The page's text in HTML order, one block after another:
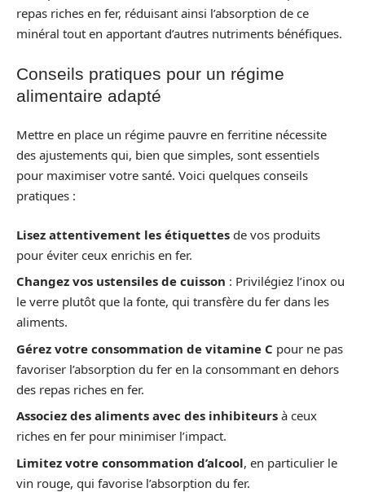
repas riches en fer, réduisant ainsi l’absorption de ce
minéral tout en apportant d’autres nutriments bénéfiques.
Conseils pratiques pour un régime
alimentaire adapté
Mettre en place un régime pauvre en ferritine nécessite
des ajustements qui, bien que simples, sont essentiels
pour maximiser votre santé. Voici quelques conseils
pratiques :
Lisez attentivement les étiquettes de vos produits
pour éviter ceux enrichis en fer.
Changez vos ustensiles de cuisson : Privilégiez l’inox ou
le verre plutôt que la fonte, qui transfère du fer dans les
aliments.
Gérez votre consommation de vitamine C pour ne pas
favoriser l’absorption du fer en la consommant en dehors
des repas riches en fer.
Associez des aliments avec des inhibiteurs à ceux
riches en fer pour minimiser l’impact.
Limitez votre consommation d’alcool, en particulier le
vin rouge, qui favorise l’absorption du fer.